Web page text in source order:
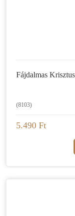
Fájdalmas
(8103)
5.490 Ft